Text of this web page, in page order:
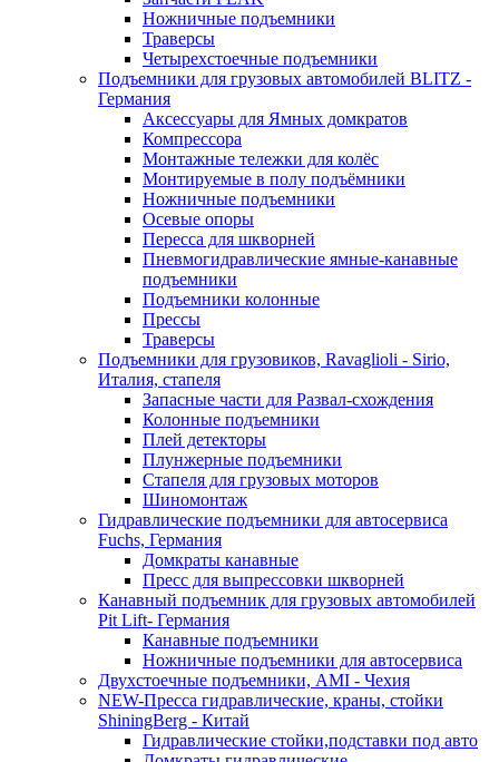
Ножничные подъемники
Траверсы
Четырехстоечные подъемники
Подъемники для грузовых автомобилей BLITZ -
Германия
Аксессуары для Ямных домкратов
Компрессора
Монтажные тележки для колёс
Монтируемые в полу подъёмники
Ножничные подъемники
Осевые опоры
Пересса для шкворней
Пневмогидравлические ямные-канавные
подъемники
Подъемники колонные
Прессы
Траверсы
Подъемники для грузовиков, Ravaglioli - Sirio,
Италия, стапеля
Запасные части для Развал-схождения
Колонные подъемники
Плей детекторы
Плунжерные подъемники
Стапеля для грузовых моторов
Шиномонтаж
Гидравлические подъемники для автосервиса
Fuchs, Германия
Домкраты канавные
Пресс для выпрессовки шкворней
Канавный подъемник для грузовых автомобилей
Pit Lift- Германия
Канавные подъемники
Ножничные подъемники для автосервиса
Двухстоечные подъемники, АМІ - Чехия
NEW-Пресса гидравлические, краны, стойки
ShiningBerg - Китай
Гидравлические стойки,подставки под авто